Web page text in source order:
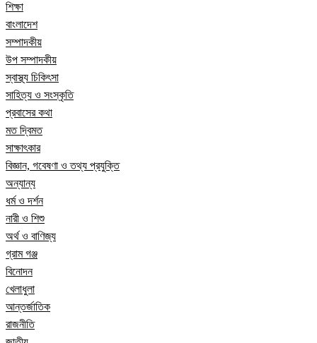
শিক্ষা
বাংলাদেশ
সম্পাদকীয়
উপ সম্পাদকীয়
স্বাস্থ্য চিকিৎসা
সাহিত্য ও সংস্কৃতি
প্রবাসের কথা
মত দ্বিমত
সাক্ষাৎকার
বিজ্ঞান, গবেষণা ও তথ্য প্রযুক্তি
অন্যান্য
ধর্ম ও দর্শন
নারী ও শিশু
অর্থ ও বাণিজ্য
গ্রাম গঞ্জ
বিনোদন
খেলাধুলা
আন্তর্জাতিক
রাজনীতি